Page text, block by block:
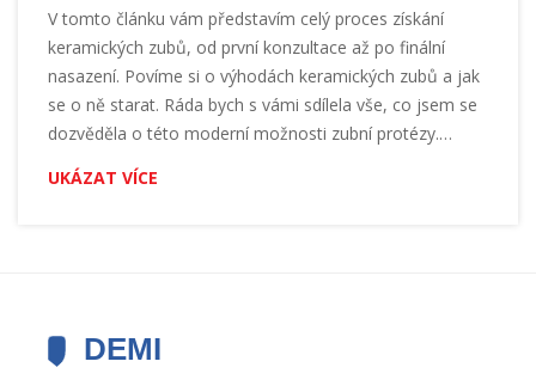
V tomto článku vám představím celý proces získání
keramických zubů, od první konzultace až po finální
nasazení. Povíme si o výhodách keramických zubů a jak
se o ně starat. Ráda bych s vámi sdílela vše, co jsem se
dozvěděla o této moderní možnosti zubní protézy.
Protože, víte co? Mít hezký úsměv je skvělé, ale mít
zdravý a kvalitní úsměv je ještě lepší!
UKÁZAT VÍCE